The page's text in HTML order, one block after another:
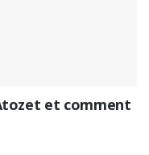
et comment